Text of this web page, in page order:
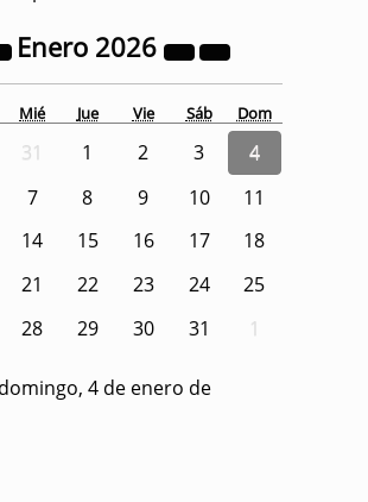
Enero 2026
Mié Jue Vie Sáb Dom
31 1 2 3
4
7 8 9 10
11
14 15 16 17
18
21 22 23 24
25
28 29 30 31 1
4 de enero de